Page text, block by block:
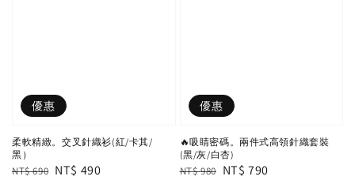
優惠
柔軟精緻。交叉針織衫(紅/卡其/
黑）
Regular
NT$ 690 Sale
NT$ 490
優惠
🔥吸睛密碼。兩件式高領針織套裝
(黑/灰/白杏)
Regular
NT$ 980 Sale
NT$ 790